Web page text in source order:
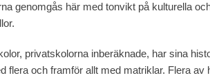
genomgås här med tonvikt på kulturella
privatskolorna inberäknade, har sina
flera och framför allt med matriklar. Flera